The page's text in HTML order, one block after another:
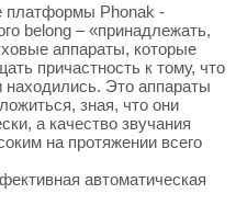
платформы Phonak -
belong – «принадлежать,
аппараты, которые
причастность к тому, что
находились. Это аппараты
зная, что они
а качество звучания
на протяжении всего
автоматическая